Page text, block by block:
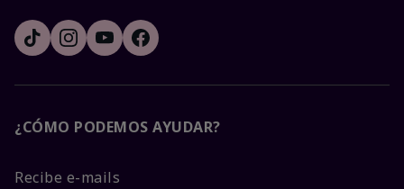
¿CÓMO PODEMOS AYUDAR?
Recibe e-mails